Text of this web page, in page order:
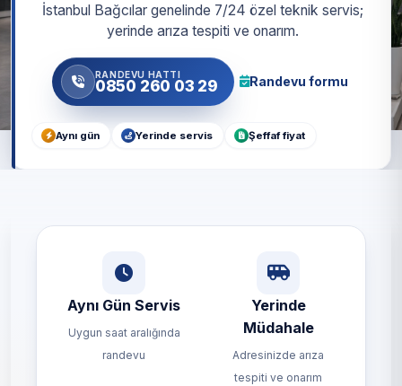
İstanbul Bağcılar genelinde 7/24 özel teknik servis;
yerinde arıza tespiti ve onarım.
RANDEVU HATTI
0850 260 03 29 Randevu formu
Aynı gün Yerinde servis Şeffaf fiyat
Aynı Gün Servis
Uygun saat aralığında
randevu
Yerinde
Müdahale
Adresinizde arıza
tespiti ve onarım